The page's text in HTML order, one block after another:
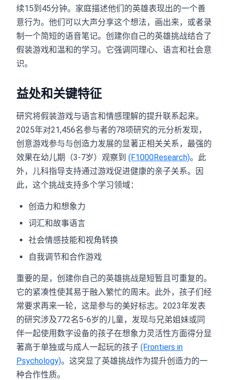
续15到45分钟。家庭描述他们的英雄表现出的一个善
意行为。他们可以大声分享这个想法，画出来，或者录
制一个简短的语音笔记。创建你自己的英雄挑战结合了
假装游戏和温和的学习。它强调同理心、语言和社会意
识。
益处和关键特征
研究将假装游戏与语言和情感理解的提升联系起来。
2025年对21,456名参与者的78项研究的元分析发现，
创意游戏参与与创造力发展的显著正相关关系，最强的
效果在幼儿期（3-7岁）观察到 (F1000Research)。此
外，儿科指导支持通过游戏促进健康的亲子关系。因
此，这个挑战支持多个学习领域：
创造力和想象力
词汇和故事语言
社会情感技能和视角转换
自我调节和合作游戏
重要的是，创建你自己的英雄挑战是短暂且可重复的。
它的紧凑性使其易于融入繁忙的周末。此外，孩子们经
常要求再来一轮，这是参与的美好标志。2023年发表
的研究涉及772名5-6岁的儿童，发现与兄弟姐妹或同
伴一起使用数字设备的孩子在想象力灵活性方面得分显
著高于单独或与成人一起玩的孩子 (Frontiers in
Psychology)。这突显了英雄挑战作为提升创造力的一
种合作性质。